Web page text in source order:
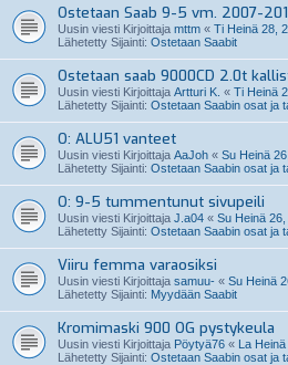
Ostetaan Saab 9-5 vm. 2007-
Uusin viesti Kirjoittaja mttm « Ti Heinä 28,
Lähetetty Sijainti: Ostetaan Saabit
Ostetaan saab 9000CD 2.0t
Uusin viesti Kirjoittaja Artturi K. « Ti Heinä
Lähetetty Sijainti: Ostetaan Saabin osat ja
O: ALU51 vanteet
Uusin viesti Kirjoittaja AaJoh « Su Heinä
Lähetetty Sijainti: Ostetaan Saabin osat ja
O: 9-5 tummentunut sivupeili
Uusin viesti Kirjoittaja J.a04 « Su Heinä
Lähetetty Sijainti: Ostetaan Saabin osat ja
Viiru femma varaosiksi
Uusin viesti Kirjoittaja samuu- « Su Heinä
Lähetetty Sijainti: Myydään Saabit
Kromimaski 900 OG pystykeula
Uusin viesti Kirjoittaja Pöytyä76 « La
Lähetetty Sijainti: Ostetaan Saabin osat ja